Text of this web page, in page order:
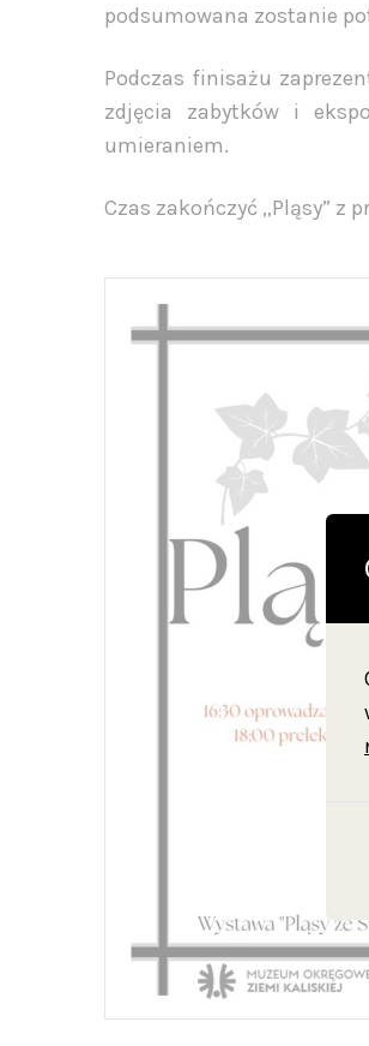
podsumowana zostanie
Podczas finisażu
zdjęcia zabytków i
umieraniem.
Czas zakończyć „Pląsy” z